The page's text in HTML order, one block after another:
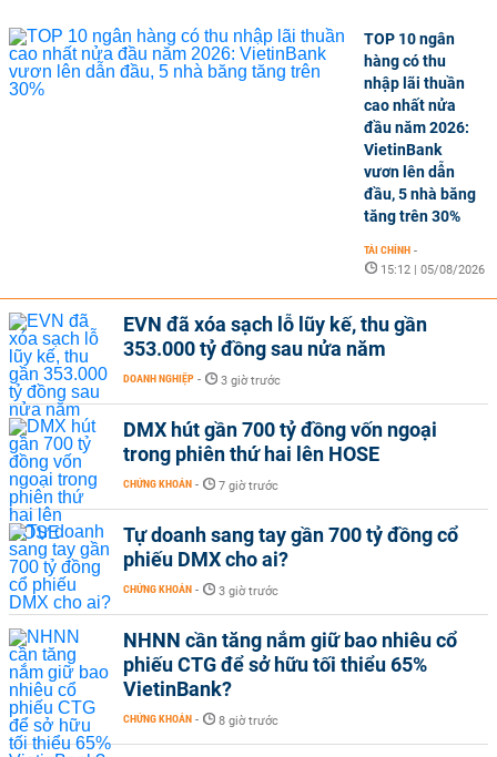
TOP 10 ngân
hàng có thu
nhập lãi thuần
cao nhất nửa
đầu năm 2026:
VietinBank
vươn lên dẫn
đầu, 5 nhà băng
tăng trên 30%
TÀI CHÍNH -
15:12 | 05/08/2026
EVN đã xóa sạch lỗ lũy kế, thu gần
353.000 tỷ đồng sau nửa năm
DOANH NGHIỆP - 3 giờ trước
DMX hút gần 700 tỷ đồng vốn ngoại
trong phiên thứ hai lên HOSE
CHỨNG KHOÁN - 7 giờ trước
Tự doanh sang tay gần 700 tỷ đồng cổ
phiếu DMX cho ai?
CHỨNG KHOÁN - 3 giờ trước
NHNN cần tăng nắm giữ bao nhiêu cổ
phiếu CTG để sở hữu tối thiểu 65%
VietinBank?
CHỨNG KHOÁN - 8 giờ trước